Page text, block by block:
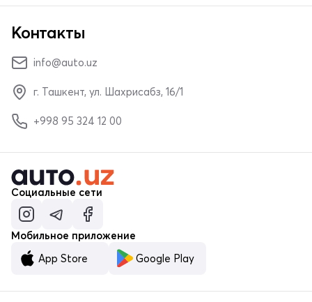
Контакты
info@auto.uz
г. Ташкент, ул. Шахрисабз, 16/1
+998 95 324 12 00
Социальные сети
Мобильное приложение
App Store
Google Play